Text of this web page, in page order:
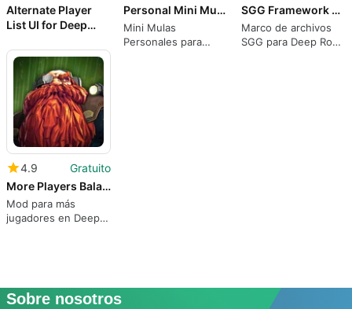
Alternate Player
List UI for Deep
Personal Mini Mules for Deep Rock Galactic
Mini Mulas
Personales para
SGG Framework Files for Deep Rock Galactic
Marco de archivos
SGG para Deep Rock
4.9
Gratuito
More Players Balanced for Deep Rock Galactic
Mod para más
jugadores en Deep
Sobre nosotros